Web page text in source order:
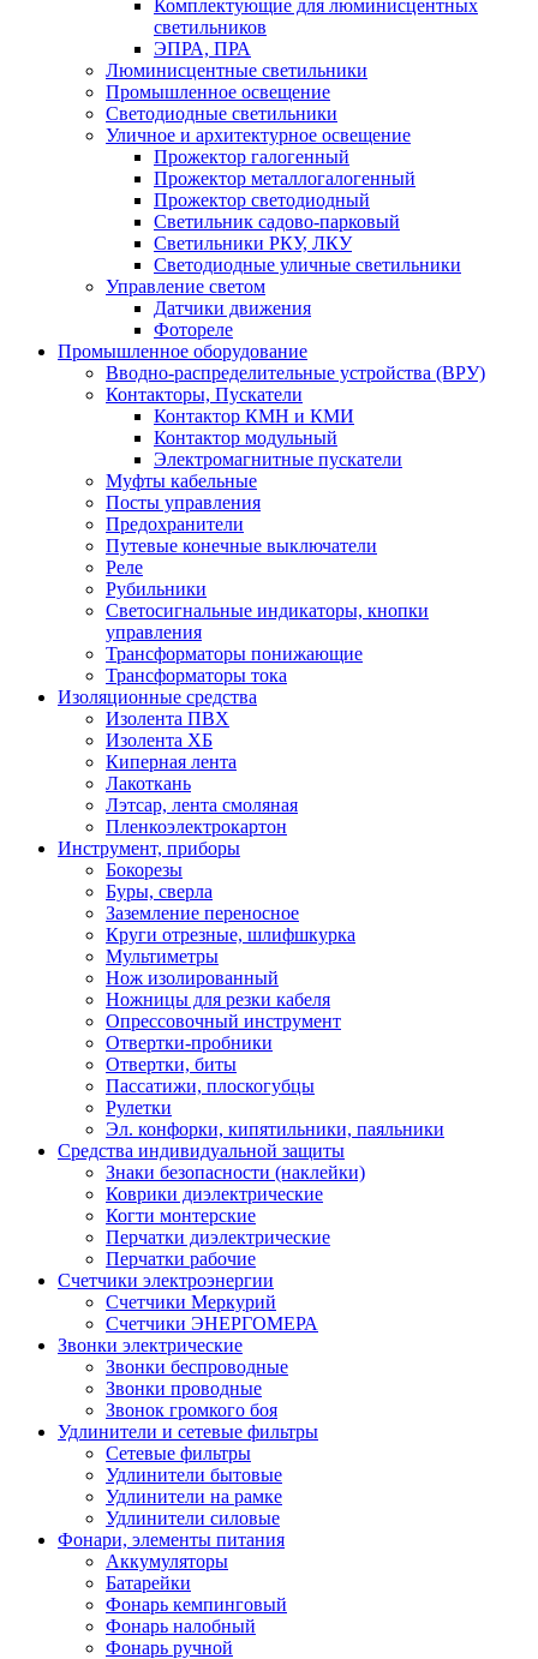
Комплектующие для люминисцентных
светильников
ЭПРА, ПРА
Люминисцентные светильники
Промышленное освещение
Светодиодные светильники
Уличное и архитектурное освещение
Прожектор галогенный
Прожектор металлогалогенный
Прожектор светодиодный
Светильник садово-парковый
Светильники РКУ, ЛКУ
Светодиодные уличные светильники
Управление светом
Датчики движения
Фотореле
Промышленное оборудование
Вводно-распределительные устройства (ВРУ)
Контакторы, Пускатели
Контактор КМН и КМИ
Контактор модульный
Электромагнитные пускатели
Муфты кабельные
Посты управления
Предохранители
Путевые конечные выключатели
Реле
Рубильники
Светосигнальные индикаторы, кнопки
управления
Трансформаторы понижающие
Трансформаторы тока
Изоляционные средства
Изолента ПВХ
Изолента ХБ
Киперная лента
Лакоткань
Лэтсар, лента смоляная
Пленкоэлектрокартон
Инструмент, приборы
Бокорезы
Буры, сверла
Заземление переносное
Круги отрезные, шлифшкурка
Мультиметры
Нож изолированный
Ножницы для резки кабеля
Опрессовочный инструмент
Отвертки-пробники
Отвертки, биты
Пассатижи, плоскогубцы
Рулетки
Эл. конфорки, кипятильники, паяльники
Средства индивидуальной защиты
Знаки безопасности (наклейки)
Коврики диэлектрические
Когти монтерские
Перчатки диэлектрические
Перчатки рабочие
Счетчики электроэнергии
Счетчики Меркурий
Счетчики ЭНЕРГОМЕРА
Звонки электрические
Звонки беспроводные
Звонки проводные
Звонок громкого боя
Удлинители и сетевые фильтры
Сетевые фильтры
Удлинители бытовые
Удлинители на рамке
Удлинители силовые
Фонари, элементы питания
Аккумуляторы
Батарейки
Фонарь кемпинговый
Фонарь налобный
Фонарь ручной